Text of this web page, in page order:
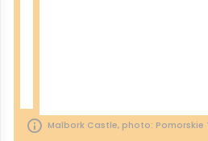
Malbork Castle, photo: Pomorskie